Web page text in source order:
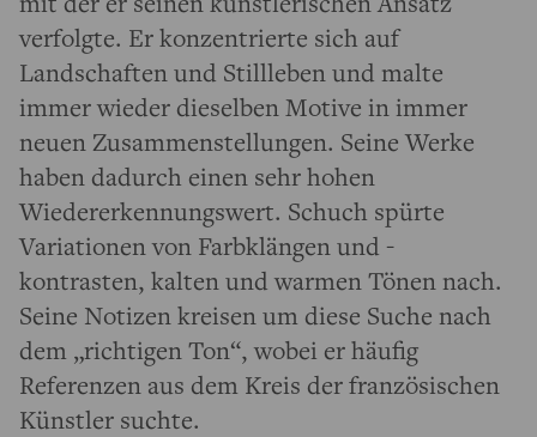
verfolgte. Er konzentrierte sich auf
Landschaften und Stillleben und malte
immer wieder dieselben Motive in immer
neuen Zusammenstellungen. Seine Werke
haben dadurch einen sehr hohen
Wiedererkennungswert. Schuch spürte
Variationen von Farbklängen und -
kontrasten, kalten und warmen Tönen nach.
Seine Notizen kreisen um diese Suche nach
dem „richtigen Ton“, wobei er häufig
Referenzen aus dem Kreis der französischen
Künstler suchte.